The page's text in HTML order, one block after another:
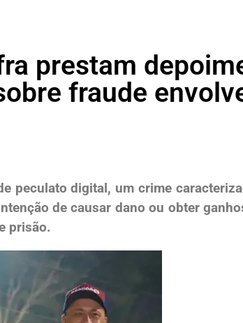
prestam
fraude
peculato digital, um crime
de causar dano ou obter
prisão.